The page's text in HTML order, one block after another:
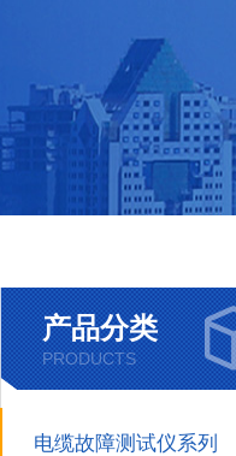
产品分类
PRODUCTS
电缆故障测试仪系列